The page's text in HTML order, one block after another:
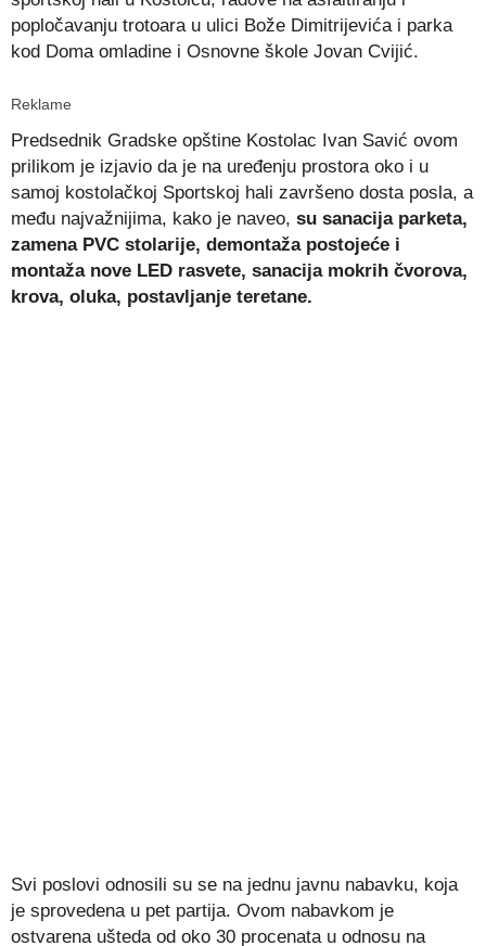
popločavanju trotoara u ulici Bože Dimitrijevića i parka
kod Doma omladine i Osnovne škole Jovan Cvijić.
Reklame
Predsednik Gradske opštine Kostolac Ivan Savić ovom
prilikom je izjavio da je na uređenju prostora oko i u
samoj kostolačkoj Sportskoj hali završeno dosta posla, a
među najvažnijima, kako je naveo, su sanacija parketa,
zamena PVC stolarije, demontaža postojeće i
montaža nove LED rasvete, sanacija mokrih čvorova,
krova, oluka, postavljanje teretane.
Svi poslovi odnosili su se na jednu javnu nabavku, koja
je sprovedena u pet partija. Ovom nabavkom je
ostvarena ušteda od oko 30 procenata u odnosu na